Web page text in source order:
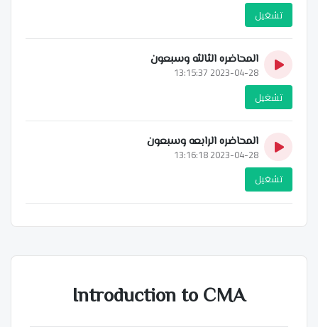
تشغيل
المحاضره الثالثه وسبعون
2023-04-28 13:15:37
تشغيل
المحاضره الرابعه وسبعون
2023-04-28 13:16:18
تشغيل
Introduction to CMA